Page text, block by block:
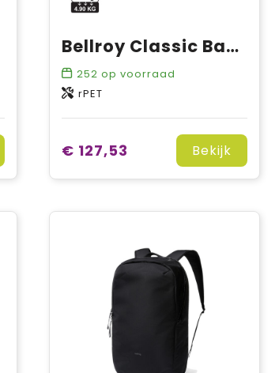
Bellroy Classic Backpack
252 op voorraad
rPET
€ 127,53 Bekijk